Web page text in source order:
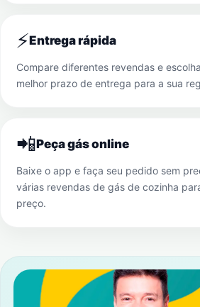
⚡Entrega rápida
Compare diferentes revendas e
melhor prazo de entrega para a sua
📲Peça gás online
Baixe o app e faça seu pedido sem
várias revendas de gás de cozinha
preço.